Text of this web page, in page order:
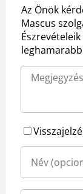
Az Önök
Mascus